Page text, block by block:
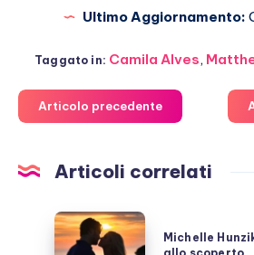
Ultimo Aggiornamento:
Taggato in: Camila Alves,
Articolo precedente
Articoli correlati
Michelle
Hunziker
Michelle